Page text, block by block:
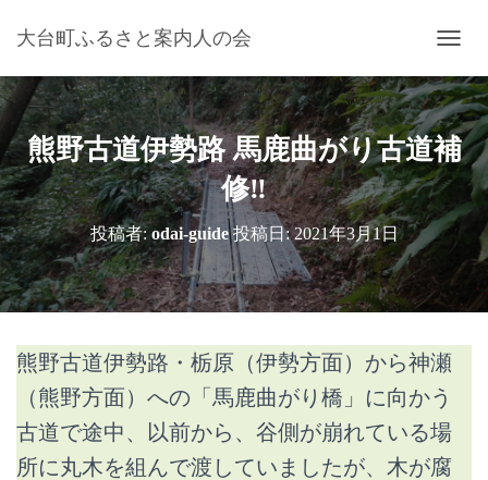
大台町ふるさと案内人の会
ビ
ゲ
ー
シ
ョ
ン
切
え
熊野古道伊勢路 馬鹿曲がり古道補
修‼
投稿者:odai-guide投稿日:2021年3月1日
熊野古道伊勢路・栃原（伊勢方面）から神瀬
（熊野方面）への「馬鹿曲がり橋」に向かう
古道で途中、以前から、谷側が崩れている場
所に丸木を組んで渡していましたが、木が腐